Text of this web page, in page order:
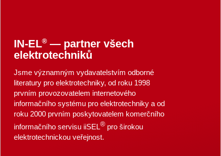
IN-EL®— partner všech
elektrotechniků
Jsme významným vydavatelstvím odborné
literatury pro elektrotechniky, od roku 1998
prvním provozovatelem internetového
informačního systému pro elektrotechniky a od
roku 2000 prvním poskytovatelem komerčního
informačního servisu iiSEL®pro širokou
elektrotechnickou veřejnost.